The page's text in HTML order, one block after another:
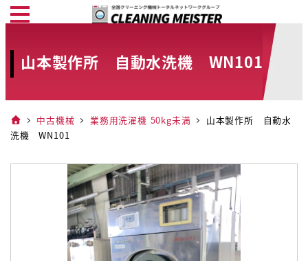
メ
ン
ン
へ
山本製作所 自動水洗機 WN101
中古機械 業務用洗濯機 50kg未満
山本製作所 自動水
洗機 WN101